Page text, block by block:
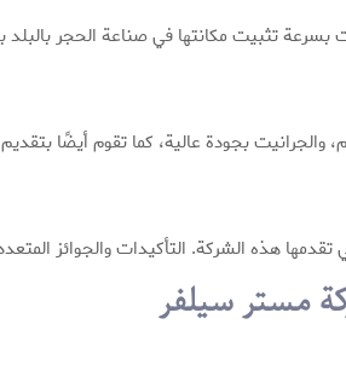
والجرانيت بجودة عالية، كما تقوم أيضًا
تقدمها هذه الشركة. التأكيدات والجوائز
مستر سيلفر